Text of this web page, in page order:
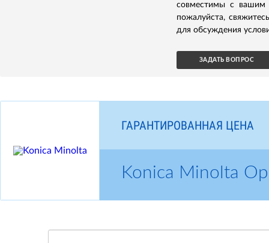
совместимы с вашим
пожалуйста,
для обсуждения
ЗАДАТЬ ВОПРОС
ГАРАНТИРОВАННАЯ ЦЕНА
Konica Minolta